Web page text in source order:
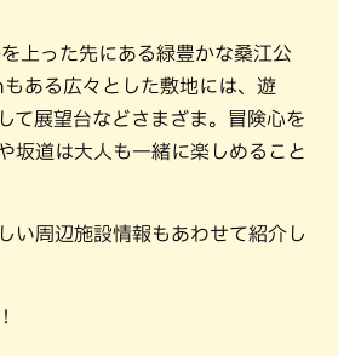
上った先にある緑豊かな桑江公
ある広々とした敷地には、遊
て展望台などさまざま。冒険心を
坂道は大人も一緒に楽しめること
い周辺施設情報もあわせて紹介し